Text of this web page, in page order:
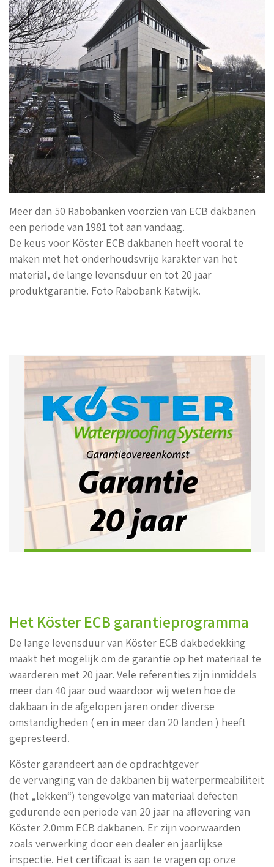
Meer dan 50 Rabobanken voorzien van ECB dakbanen
een periode van 1981 tot aan vandaag.
De keus voor Köster ECB dakbanen heeft vooral te
maken met het onderhoudsvrije karakter van het
material, de lange levensduur en tot 20 jaar
produktgarantie. Foto Rabobank Katwijk.
Het Köster ECB garantieprogramma
De lange levensduur van Köster ECB dakbedekking
maakt het mogelijk om de garantie op het materiaal te
waarderen met 20 jaar. Vele referenties zijn inmiddels
meer dan 40 jaar oud waardoor wij weten hoe de
dakbaan in de afgelopen jaren onder diverse
omstandigheden ( en in meer dan 20 landen ) heeft
gepresteerd.
Köster garandeert aan de opdrachtgever
de vervanging van de dakbanen bij waterpermeabiliteit
(het „lekken“) tengevolge van materiaal defecten
gedurende een periode van 20 jaar na aflevering van
Köster 2.0mm ECB dakbanen. Er zijn voorwaarden
zoals verwerking door een dealer en jaarlijkse
inspectie. Het certificaat is aan te vragen op onze